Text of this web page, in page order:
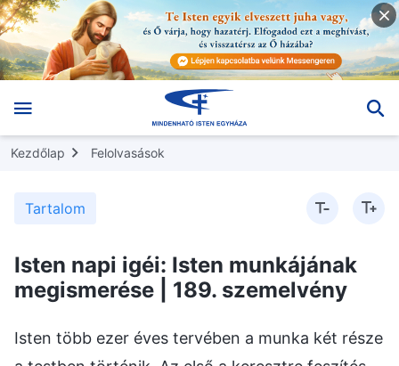
Kezdőlap Felolvasások
Tartalom
Isten napi igéi: Isten munkájának
megismerése | 189. szemelvény
Isten több ezer éves tervében a munka két része